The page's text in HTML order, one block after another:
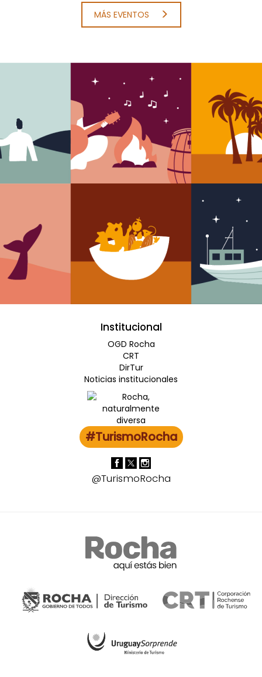
MÁS EVENTOS
Institucional
OGD Rocha
CRT
DirTur
Noticias institucionales
#TurismoRocha
@TurismoRocha